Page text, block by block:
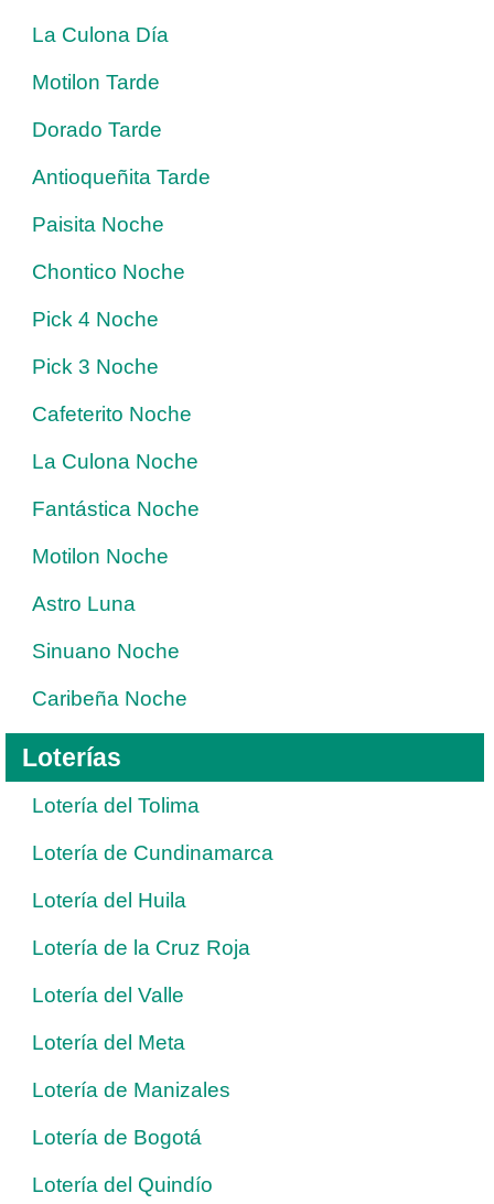
La Culona Día
Motilon Tarde
Dorado Tarde
Antioqueñita Tarde
Paisita Noche
Chontico Noche
Pick 4 Noche
Pick 3 Noche
Cafeterito Noche
La Culona Noche
Fantástica Noche
Motilon Noche
Astro Luna
Sinuano Noche
Caribeña Noche
Loterías
Lotería del Tolima
Lotería de Cundinamarca
Lotería del Huila
Lotería de la Cruz Roja
Lotería del Valle
Lotería del Meta
Lotería de Manizales
Lotería de Bogotá
Lotería del Quindío